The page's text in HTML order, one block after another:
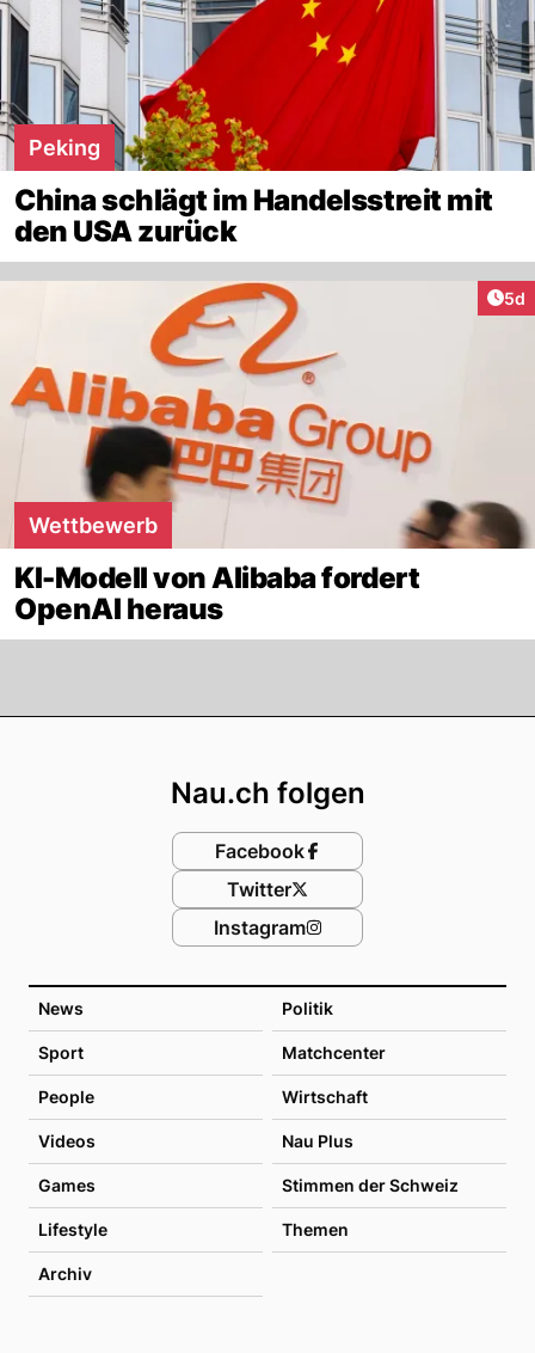
Peking
China schlägt im Handelsstreit mit
den USA zurück
5d
Wettbewerb
KI-Modell von Alibaba fordert
OpenAI heraus
News Politik
Sport Matchcenter
People Wirtschaft
Videos Nau Plus
Games Stimmen der Schweiz
Lifestyle Themen
Archiv
Nau.ch folgen
Facebook
Twitter
Instagram